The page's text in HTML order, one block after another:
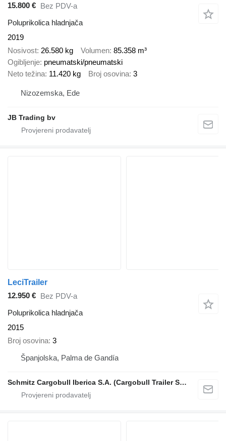
15.800 € Bez PDV-a
Poluprikolica hladnjača
2019
Nosivost 26.580 kg Volumen 85.358 m³
Ogibljenje pneumatski/pneumatski
Neto težina 11.420 kg Broj osovina 3
Nizozemska, Ede
JB Trading bv
LeciTrailer
12.950 € Bez PDV-a
Poluprikolica hladnjača
2015
Broj osovina 3
Španjolska, Palma de Gandía
Schmitz Cargobull Iberica S.A. (Cargobull Trailer Store Valencia)